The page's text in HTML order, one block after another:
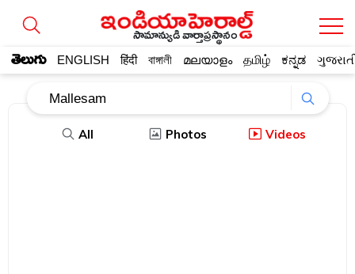
సామాన్యుడి వార్తాప్రస్థానం
తెలుగు ENGLISH हिंदी বাঙ্গালী മലയാളം தமிழ் ಕನ್ನಡ
All Photos Videos